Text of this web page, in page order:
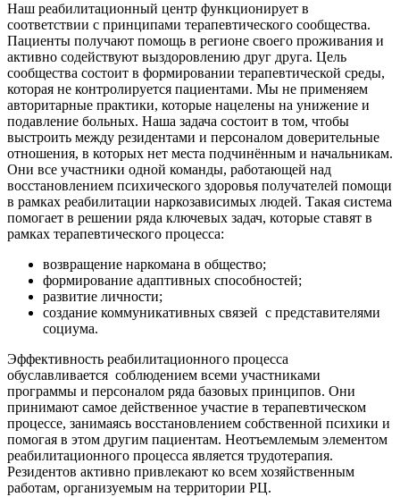
Наш реабилитационный центр функционирует в
соответствии с принципами терапевтического сообщества.
Пациенты получают помощь в регионе своего проживания и
активно содействуют выздоровлению друг друга. Цель
сообщества состоит в формировании терапевтической среды,
которая не контролируется пациентами. Мы не применяем
авторитарные практики, которые нацелены на унижение и
подавление больных. Наша задача состоит в том, чтобы
выстроить между резидентами и персоналом доверительные
отношения, в которых нет места подчинённым и начальникам.
Они все участники одной команды, работающей над
восстановлением психического здоровья получателей помощи
в рамках реабилитации наркозависимых людей. Такая система
помогает в решении ряда ключевых задач, которые ставят в
рамках терапевтического процесса:
возвращение наркомана в общество;
формирование адаптивных способностей;
развитие личности;
создание коммуникативных связей с представителями
социума.
Эффективность реабилитационного процесса
обуславливается соблюдением всеми участниками
программы и персоналом ряда базовых принципов. Они
принимают самое действенное участие в терапевтическом
процессе, занимаясь восстановлением собственной психики и
помогая в этом другим пациентам. Неотъемлемым элементом
реабилитационного процесса является трудотерапия.
Резидентов активно привлекают ко всем хозяйственным
работам, организуемым на территории РЦ.